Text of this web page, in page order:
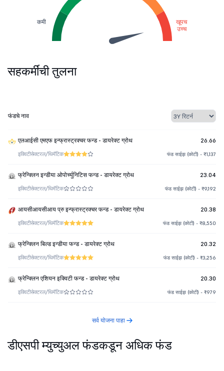
कमी
खूपच
उच्च
सहकर्मींची तुलना
फंडचे नाव
एलआईसी एमएफ इन्फ्रास्ट्रक्चर फन्ड - डायरेक्ट ग्रोथ 26.66
इक्विटीसेक्टरल/थिमॅटिक फंड साईझ (कोटी) - ₹1,137
फ्रेन्क्लिन इन्डीया ओपोर्च्युनिटिस फन्ड - डायरेक्ट ग्रोथ 23.04
इक्विटीसेक्टरल/थिमॅटिक फंड साईझ (कोटी) - ₹9,192
आयसीआयसीआय प्रु इन्फ्रास्ट्रक्चर फन्ड - डायरेक्ट ग्रोथ 20.38
इक्विटीसेक्टरल/थिमॅटिक फंड साईझ (कोटी) - ₹8,550
फ्रेन्क्लिन बिल्ड इन्डीया फन्ड - डायरेक्ट ग्रोथ 20.32
इक्विटीसेक्टरल/थिमॅटिक फंड साईझ (कोटी) - ₹3,256
फ्रेन्क्लिन एशियन इक्विटी फन्ड - डायरेक्ट ग्रोथ 20.30
इक्विटीसेक्टरल/थिमॅटिक फंड साईझ (कोटी) - ₹979
सर्व योजना पाहा
डीएसपी म्युच्युअल फंडकडून अधिक फंड